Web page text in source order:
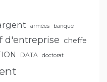
armées banque
d'entreprise cheffe
DATA doctorat